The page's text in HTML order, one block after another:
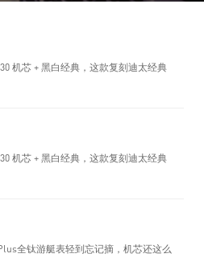
机芯 + 黑白经典，这款复刻迪太经典
机芯 + 黑白经典，这款复刻迪太经典
全钛游艇表轻到忘记摘，机芯还这么